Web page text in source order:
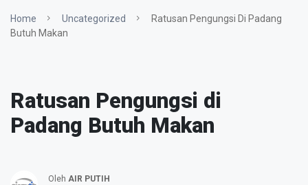
Home Uncategorized
Ratusan Pengungsi Di Padang
Butuh Makan
Ratusan Pengungsi di
Padang Butuh Makan
Oleh AIR PUTIH